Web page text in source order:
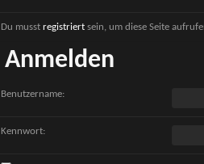
Du musst registriertsein, um diese Seite
Anmelden
Benutzername:
Kennwort: